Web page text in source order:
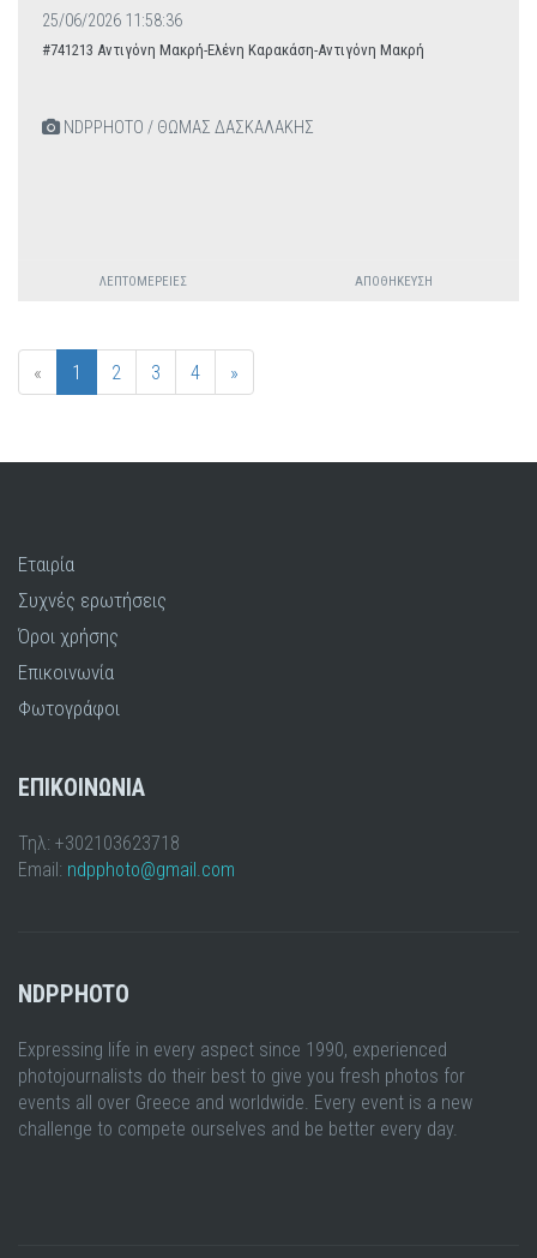
25/06/2026 11:58:36
#741213 Αντιγόνη Μακρή-Ελένη Καρακάση-Αντιγόνη Μακρή
NDPPHOTO / ΘΩΜΑΣ ΔΑΣΚΑΛΑΚΗΣ
ΛΕΠΤΟΜΈΡΕΙΕΣ ΑΠΟΘΉΚΕΥΣΗ
« 1 2 3 4 »
Εταιρία
Συχνές ερωτήσεις
Όροι χρήσης
Επικοινωνία
Φωτογράφοι
ΕΠΙΚΟΙΝΩΝΙΑ
Τηλ: +302103623718
Email: ndpphoto@gmail.com
NDPPHOTO
Expressing life in every aspect since 1990, experienced
photojournalists do their best to give you fresh photos for
events all over Greece and worldwide. Every event is a new
challenge to compete ourselves and be better every day.